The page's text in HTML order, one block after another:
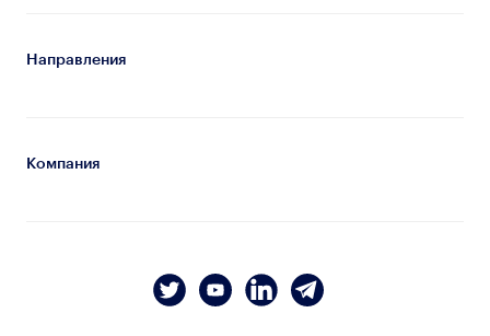
Направления
Компания